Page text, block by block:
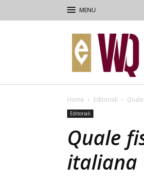
–
Vigne,
Vini
&
Home Editoriali
Editoriali
Quale
italiana